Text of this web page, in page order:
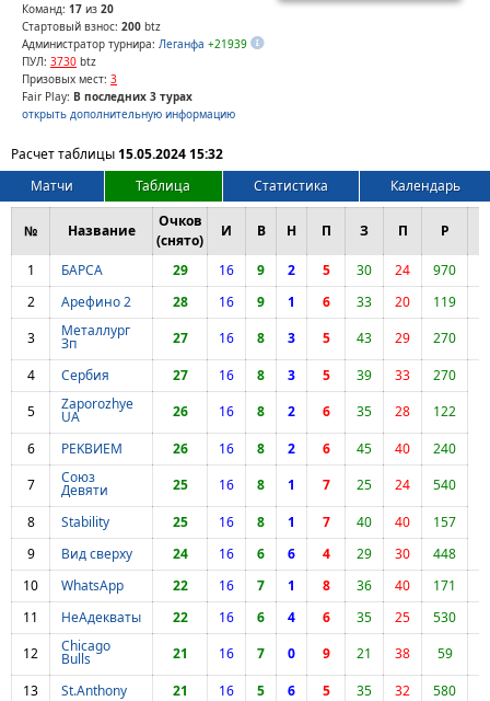
Команд: 17 из 20
Стартовый взнос: 200 btz
Администратор турнира: Леганфа +21939
ПУЛ: 3730 btz
Призовых мест: 3
Fair Play: В последних 3 турах
открыть дополнительную информацию
Расчет таблицы15.05.2024 15:32
Матчи
Таблица Статистика Календарь
№ Название
Очков
(снято)
И В Н П З П Р
1 БАРСА 29 16 9 2 5 30 24
970
2
Арефино 2 28 16 9 1 6 33 20 119
3
Металлург
Зп 27 16 8 3 5 43 29 270
4
Сербия 27 16 8 3 5 39 33
270
5
Zaporozhye
UA 26 16 8 2 6 35 28
122
6
PEKBИЕМ 26 16 8 2 6 45 40
240
7
Союз
Девяти 25 16 8 1 7 25 24
540
8
Stability 25 16 8 1 7 40 40
157
9
Вид сверху 24 16 6 6 4 29 30
448
10
WhatsApp 22 16 7 1 8 36 40 171
11
НеАдекваты 22 16 6 4 6 35 25
530
12
Chicago
Bulls 21 16 7 0 9 21 38 59
13
St.Anthony 21 16 5 6 5 35 32 580